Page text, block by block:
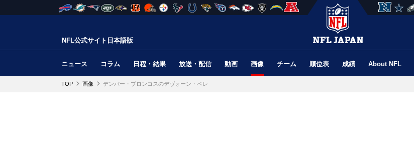
NFL公式サイト日本語版
ニュース コラム 日程・結果 放送・配信 動画 画像 チーム 順位表 成績 About NFL
TOP 画像 デンバー・ブロンコスのデヴォーン・ベレ